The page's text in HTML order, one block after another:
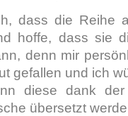
dass die Reihe
hoffe, dass sie
denn mir
gefallen und ich
diese dank
übersetzt